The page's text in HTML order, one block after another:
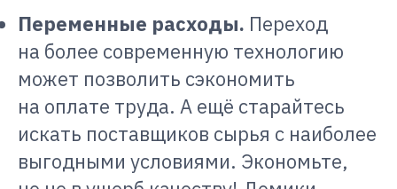
Переменные расходы. Переход
на более современную технологию
может позволить сэкономить
на оплате труда. А ещё старайтесь
искать поставщиков сырья с наиболее
выгодными условиями. Экономьте,